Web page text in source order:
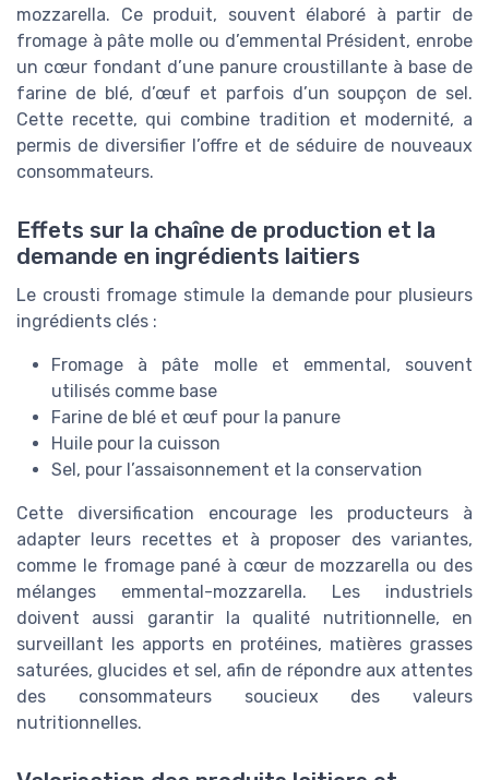
mozzarella. Ce produit, souvent élaboré à partir de
fromage à pâte molle ou d’emmental Président, enrobe
un cœur fondant d’une panure croustillante à base de
farine de blé, d’œuf et parfois d’un soupçon de sel.
Cette recette, qui combine tradition et modernité, a
permis de diversifier l’offre et de séduire de nouveaux
consommateurs.
Effets sur la chaîne de production et la
demande en ingrédients laitiers
Le crousti fromage stimule la demande pour plusieurs
ingrédients clés :
Fromage à pâte molle et emmental, souvent
utilisés comme base
Farine de blé et œuf pour la panure
Huile pour la cuisson
Sel, pour l’assaisonnement et la conservation
Cette diversification encourage les producteurs à
adapter leurs recettes et à proposer des variantes,
comme le fromage pané à cœur de mozzarella ou des
mélanges emmental-mozzarella. Les industriels
doivent aussi garantir la qualité nutritionnelle, en
surveillant les apports en protéines, matières grasses
saturées, glucides et sel, afin de répondre aux attentes
des consommateurs soucieux des valeurs
nutritionnelles.